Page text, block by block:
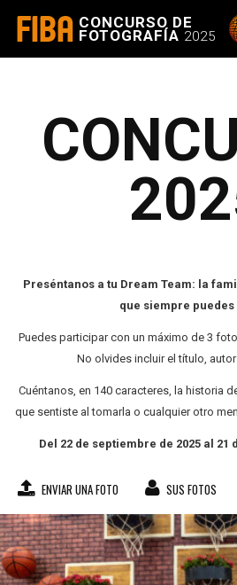
FIBA CONCURSO DE
FOTOGRAFÍA 2025
Preséntanos a tu Dream Team: la
que siempre puedes
Puedes participar con un máximo de 3
No olvides incluir el título,
Cuéntanos, en 140 caracteres, la historia
que sentiste al tomarla o cualquier otro
Del 22 de septiembre de 2025 al 21
ENVIAR UNA FOTO SUS FOTOS